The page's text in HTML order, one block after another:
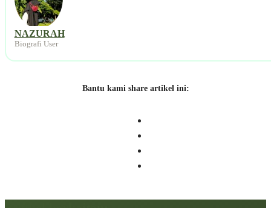
NAZURAH
Biografi User
Bantu kami share artikel ini: